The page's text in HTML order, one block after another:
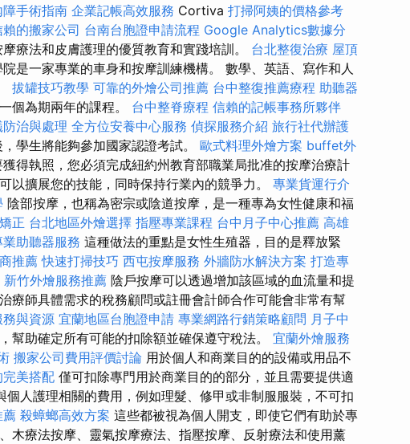
手術指南 企業記帳高效服務 Cortiva 打掃阿姨的價格參考
的搬家公司 台南台胞證申請流程 Google Analytics數據分
療法和皮膚護理的優質教育和實踐培訓。 台北整復治療 屋頂
是一家專業的車身和按摩訓練機構。 數學、英語、寫作和人
拔罐技巧教學 可靠的外燴公司推薦 台中整復推薦療程 助聽器
個為期兩年的課程。 台中整脊療程 信賴的記帳事務所夥伴
防治與處理 全方位安養中心服務 偵探服務介紹 旅行社代辦護
學生將能夠參加國家認證考試。 歐式料理外燴方案 buffet外
獲得執照，您必須完成紐約州教育部職業局批准的按摩治療計
以擴展您的技能，同時保持行業內的競爭力。 專業貨運行介
陰部按摩，也稱為密宗或陰道按摩，是一種專為女性健康和福
正 台北地區外燴選擇 指壓專業課程 台中月子中心推薦 高雄
業助聽器服務 這種做法的重點是女性生殖器，目的是釋放緊
推薦 快速打掃技巧 西屯按摩服務 外牆防水解決方案 打造專
新竹外燴服務推薦 陰戶按摩可以透過增加該區域的血流量和提
療師具體需求的稅務顧問或註冊會計師合作可能會非常有幫
與資源 宜蘭地區台胞證申請 專業網路行銷策略顧問 月子中
幫助確定所有可能的扣除額並確保遵守稅法。 宜蘭外燴服務
搬家公司費用評價討論 用於個人和商業目的的設備或用品不
美搭配 僅可扣除專門用於商業目的的部分，並且需要提供適
個人護理相關的費用，例如理髮、修甲或非制服服裝，不可扣
薦 殺蟑螂高效方案 這些都被視為個人開支，即使它們有助於專
木療法按摩、靈氣按摩療法、指壓按摩、反射療法和使用薰